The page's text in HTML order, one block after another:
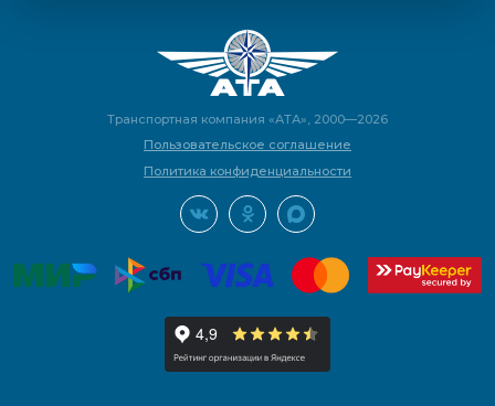
Транспортная компания «АТА», 2000—2026
Пользовательское соглашение
Политика конфиденциальности